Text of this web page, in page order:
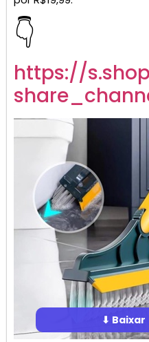
👇
https://
⬇ Baixar